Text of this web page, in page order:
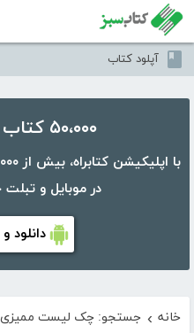
آپلود کتاب
۵۰،۰۰۰ کتاب در موبایل شما
در موبایل و
دانلود
خانه › جستجو: چک لیست ممیزی داخلی